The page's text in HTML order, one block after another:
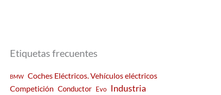
Etiquetas frecuentes
BMW
Coches Eléctricos. Vehículos eléctricos
Competición Conductor Evo Industria